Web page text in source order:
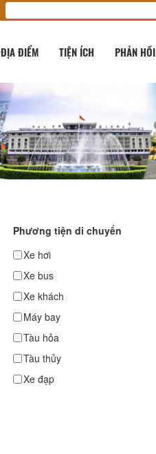
ĐỊA ĐIỂM TIỆN ÍCH PHẢN HỒI
Phương tiện di chuyển
Xe hơi
Xe bus
Xe khách
Máy bay
Tàu hỏa
Tàu thủy
Xe đạp